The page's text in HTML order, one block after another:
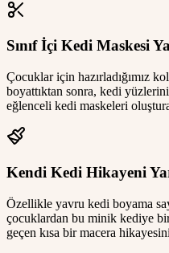
Sınıf İçi Kedi Maskesi
Çocuklar için hazırladığımız
boyattıktan sonra, kedi
eğlenceli kedi maskeleri
Kendi Kedi Hikayeni
Özellikle yavru kedi boyama
çocuklardan bu minik kediye
geçen kısa bir macera